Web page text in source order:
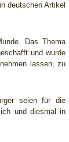
deutschen Artikel
Das Thema
und wurde
lassen, zu
seien für die
und diesmal in